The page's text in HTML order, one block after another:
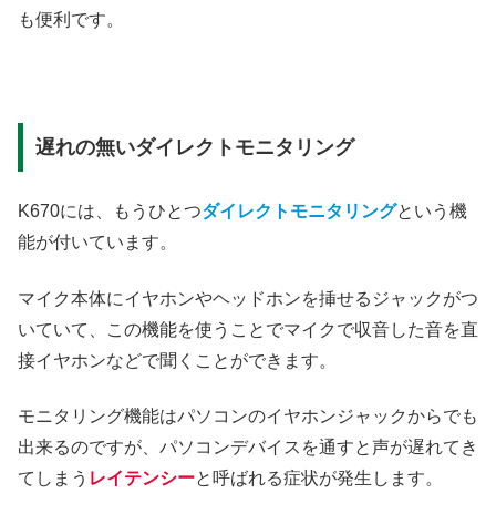
も便利です。
遅れの無いダイレクトモニタリング
K670には、もうひとつダイレクトモニタリングという機
能が付いています。
マイク本体にイヤホンやヘッドホンを挿せるジャックがつ
いていて、この機能を使うことでマイクで収音した音を直
接イヤホンなどで聞くことができます。
モニタリング機能はパソコンのイヤホンジャックからでも
出来るのですが、パソコンデバイスを通すと声が遅れてき
てしまう レイテンシーと呼ばれる症状が発生します。